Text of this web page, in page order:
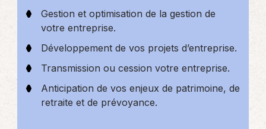
Gestion et optimisation de la gestion de
votre entreprise.
Développement de vos projets d’entreprise.
Transmission ou cession votre entreprise.
Anticipation de vos enjeux de patrimoine, de
retraite et de prévoyance.